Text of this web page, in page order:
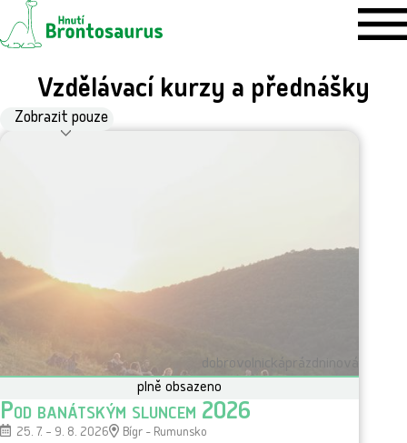
Vzdělávací kurzy a přednášky
k
Zobrazit pouze
organizátorské kurzy
dobrovolnická
prázdninová
plně obsazeno
Pod banátským sluncem 2026
25. 7. – 9. 8. 2026 Bígr - Rumunsko